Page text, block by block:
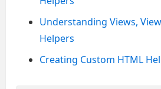
Understanding Views,
Helpers
Creating Custom HTML